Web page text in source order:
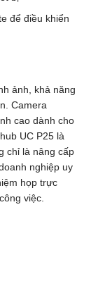
để điều khiển
ảnh, khả năng
Camera
cao dành cho
UC P25 là
chỉ là nâng cấp
nghiệp uy
họp trực
việc.